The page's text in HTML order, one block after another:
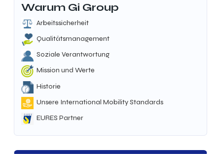
Warum Gi Group
Arbeitssicherheit
Qualitätsmanagement
Soziale Verantwortung
Mission und Werte
Historie
Unsere International Mobility Standards
EURES Partner